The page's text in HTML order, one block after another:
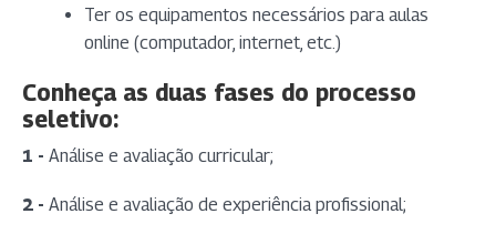
Ter os equipamentos necessários para aulas
online (computador, internet, etc.)
Conheça as duas fases do processo
seletivo:
1 - Análise e avaliação curricular;
2 - Análise e avaliação de experiência profissional;